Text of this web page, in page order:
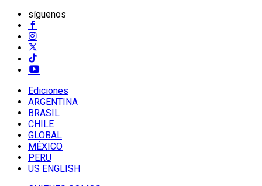
síguenos
Ediciones
ARGENTINA
BRASIL
CHILE
GLOBAL
MÉXICO
PERU
US ENGLISH